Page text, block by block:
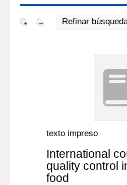
Refinar
texto impreso
International
quality control
food